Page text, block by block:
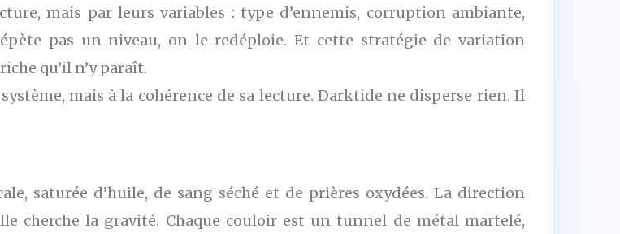
mais par leurs variables : type d’ennemis, corruption ambiante,
pas un niveau, on le redéploie. Et cette stratégie de variation
qu’il n’y paraît.
mais à la cohérence de sa lecture. Darktide ne disperse rien. Il
saturée d’huile, de sang séché et de prières oxydées. La direction
cherche la gravité. Chaque couloir est un tunnel de métal martelé,